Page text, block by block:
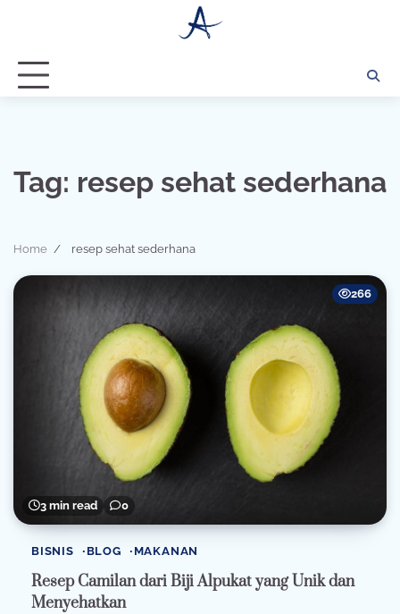
Tag: resep sehat sederhana
Home resep sehat sederhana
3 min read 0
266
BISNIS BLOG MAKANAN
Resep Camilan dari Biji Alpukat yang Unik dan
Menyehatkan